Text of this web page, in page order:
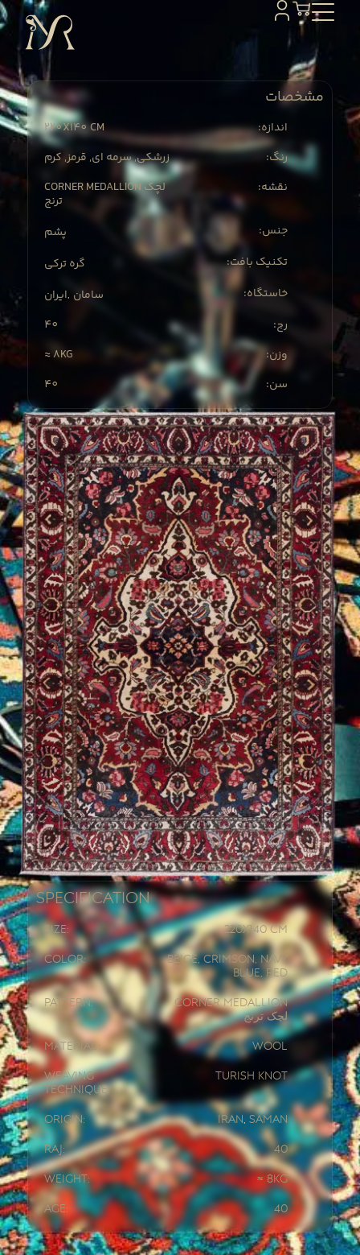
Specification
Size: 140 CM
220x
Color:
Beige, Crimson, Navy
Blue, Red
Pattern:
Corner Medallion
لچک ترنج
Material: Wool
Weaving
Technique:
Turish knot
Origin: Iran, Saman
Raj: 40
Weight: ≈ 8kg
Age: 40
مشخصات
220X140 CM
:اندازه
زرشکی, سرمه ای, قرمز, کرم
:رنگ
CORNER MEDALLION لچک
ترنج
:نقشه
پشم
:جنس
گره ترکی
:تکنیک بافت
ایران سامان
:خاستگاه
40
:رج
≈ 8KG
:وزن
40
:سن